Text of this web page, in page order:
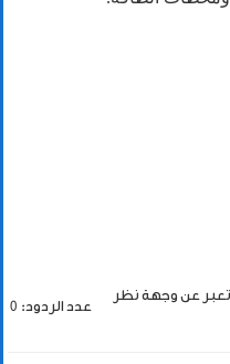
تعبر عن وجهة نظر
عدد الردود: 0